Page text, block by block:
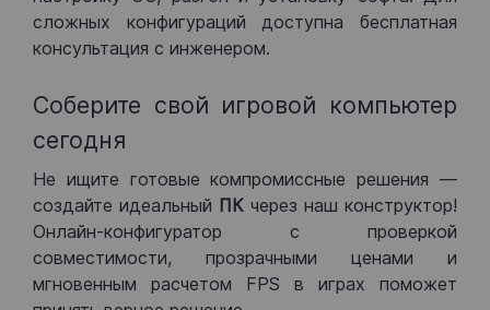
сложных конфигураций доступна бесплатная
консультация с инженером.
Соберите свой игровой компьютер
сегодня
Не ищите готовые компромиссные решения —
создайте идеальный ПК через наш конструктор!
Онлайн-конфигуратор с проверкой
совместимости, прозрачными ценами и
мгновенным расчетом FPS в играх поможет